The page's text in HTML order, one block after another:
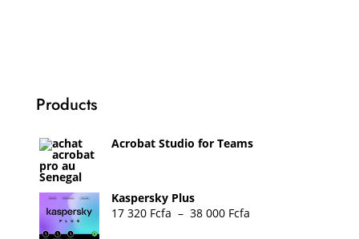
Products
Acrobat Studio for Teams
Kaspersky Plus
17 320 Fcfa – 38 000 FcfaPlage